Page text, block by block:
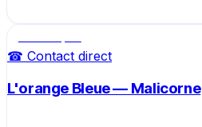
☎ Contact direct
L'orange Bleue — Malicorne